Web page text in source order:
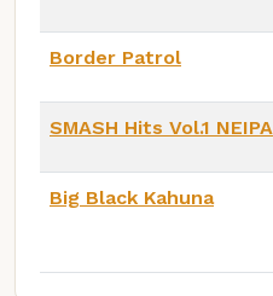
Border Patrol
SMASH Hits Vol.1 NEIPA
Big Black Kahuna